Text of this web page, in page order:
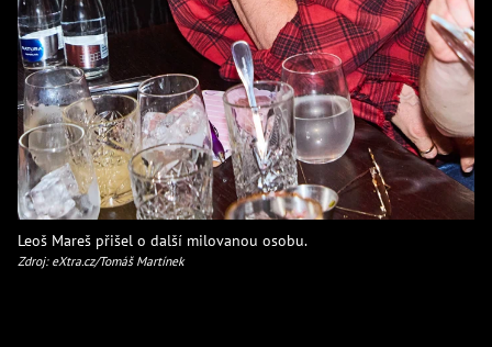
Leoš Mareš přišel o další milovanou osobu.
Zdroj: eXtra.cz/Tomáš Martínek